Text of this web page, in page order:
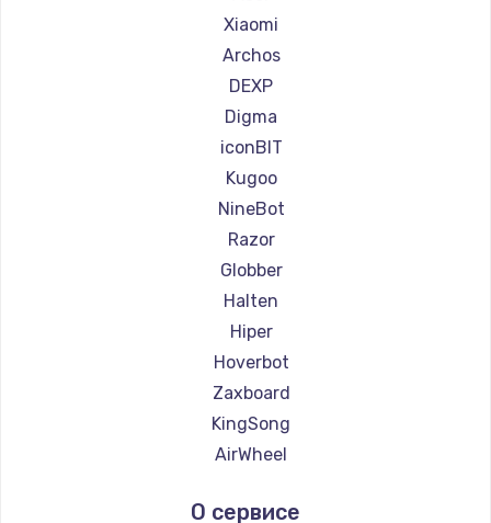
Ремонт самокатов Joyor
Ремонт самокатов Minimotors
Ремонт самокатов Bork
Ремонт самокатов Segway
Ремонт самокатов KIRIN
Xiaomi
Archos
DEXP
Digma
iconBIT
Kugoo
NineBot
Razor
Globber
Halten
Hiper
Hoverbot
Zaxboard
KingSong
AirWheel
Hunter
О сервисе